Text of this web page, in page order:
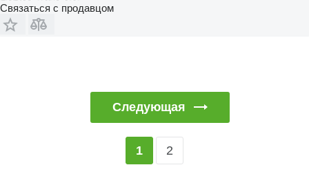
Связаться с продавцом
Следующая
1 2